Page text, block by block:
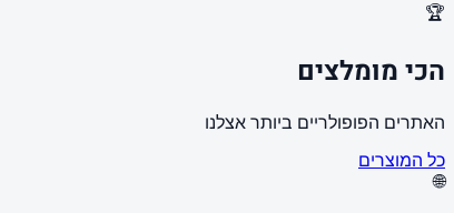
🏆
הכי מומלצים
האתרים הפופולריים ביותר אצלנו
כל המוצרים
🌐